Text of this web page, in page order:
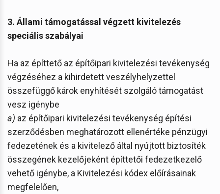
3. Állami támogatással végzett kivitelezés
speciális szabályai
Ha az építtető az építőipari kivitelezési tevékenység
végzéséhez a kihirdetett veszélyhelyzettel
összefüggő károk enyhítését szolgáló támogatást
vesz igénybe
a) az építőipari kivitelezési tevékenység építési
szerződésben meghatározott ellenértéke pénzügyi
fedezetének és a kivitelező által nyújtott biztosíték
összegének kezelőjeként építtetői fedezetkezelő
vehető igénybe, a Kivitelezési kódex előírásainak
megfelelően,